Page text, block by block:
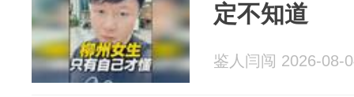
定不知道
鉴人闫闯 2026-08-